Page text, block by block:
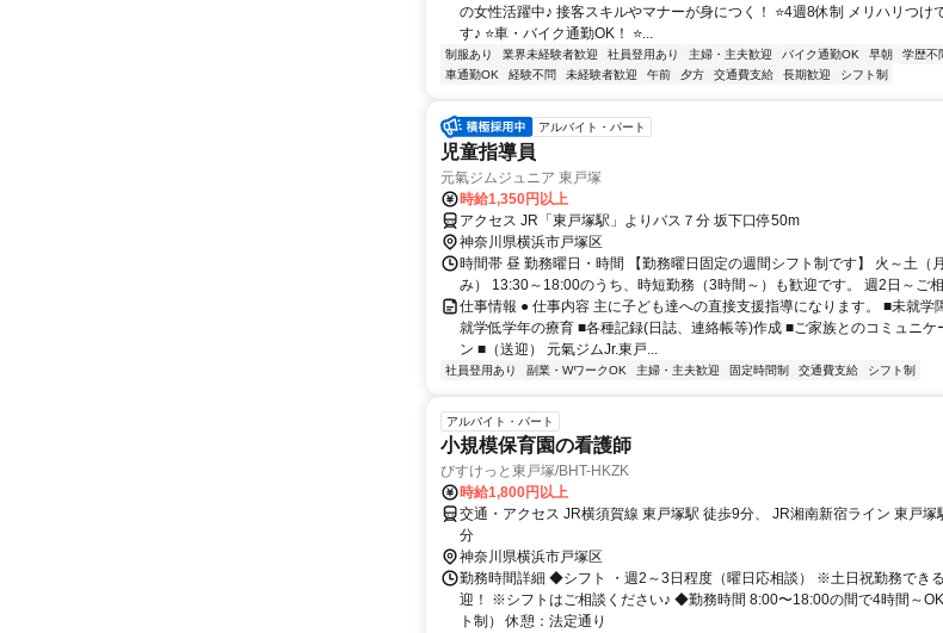
の女性活躍中♪ 接客スキルやマナーが身につく！ ⭐4週8休制 メリハリつけ
す♪ ⭐車・バイク通勤OK！ ⭐...
制服あり 業界未経験者歓迎 社員登用あり 主婦・主夫歓迎 バイク通勤OK 早朝
学歴不
車通勤OK
経験不問 未経験者歓迎 午前 夕方 交通費支給 長期歓迎 シフト制
アルバイト・パート
児童指導員
元氣ジムジュニア 東戸塚
時給1,350円以上
アクセス JR「東戸塚駅」よりバス７分 坂下口停50m
神奈川県横浜市戸塚区
時間帯 昼 勤務曜日・時間 【勤務曜日固定の週間シフト制です】 火～土（
み） 13:30～18:00のうち、時短勤務（3時間～）も歓迎です。 週2日～ご
仕事情報 ● 仕事内容 主に子ども達への直接支援指導になります。 ■未就学
就学低学年の療育 ■各種記録(日誌、連絡帳等)作成 ■ご家族とのコミュニケ
ン ■（送迎） 元氣ジムJr.東戸...
社員登用あり 副業・WワークOK 主婦・主夫歓迎 固定時間制 交通費支給 シフト制
アルバイト・パート
小規模保育園の看護師
びすけっと東戸塚/BHT-HKZK
時給1,800円以上
交通・アクセス JR横須賀線 東戸塚駅 徒歩9分、 JR湘南新宿ライン 東戸塚
分
神奈川県横浜市戸塚区
勤務時間詳細 ◆シフト ・週2～3日程度（曜日応相談） ※土日祝勤務でき
迎！ ※シフトはご相談ください♪ ◆勤務時間 8:00〜18:00の間で4時間～
ト制） 休憩：法定通り